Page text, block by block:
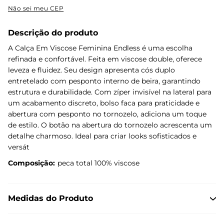
Não sei meu CEP
Descrição do produto
A Calça Em Viscose Feminina Endless é uma escolha
refinada e confortável. Feita em viscose double, oferece
leveza e fluidez. Seu design apresenta cós duplo
entretelado com pesponto interno de beira, garantindo
estrutura e durabilidade. Com zíper invisível na lateral para
um acabamento discreto, bolso faca para praticidade e
abertura com pesponto no tornozelo, adiciona um toque
de estilo. O botão na abertura do tornozelo acrescenta um
detalhe charmoso. Ideal para criar looks sofisticados e
versát
Composição: peca total 100% viscose
Medidas do Produto